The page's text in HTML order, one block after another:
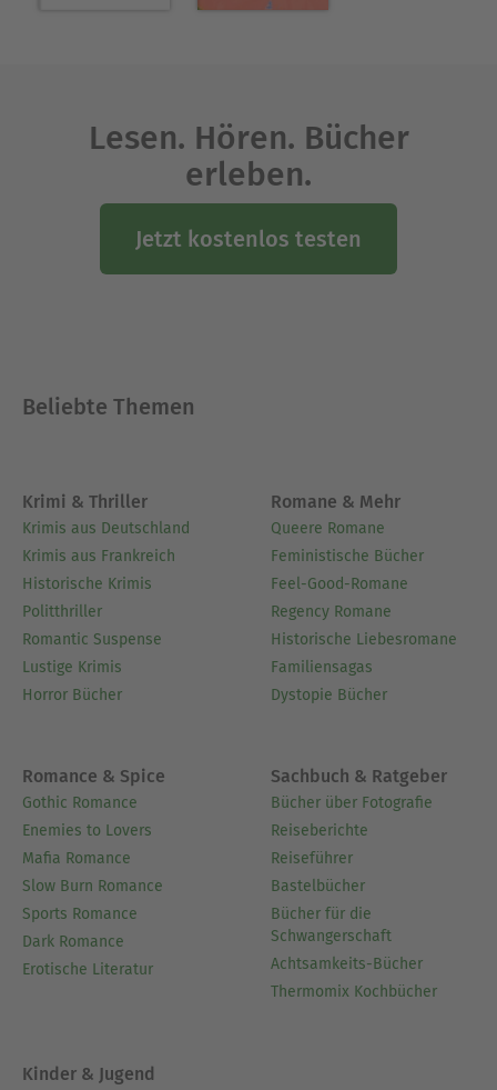
Lesen. Hören. Bücher
erleben.
Jetzt kostenlos testen
Beliebte Themen
Krimi & Thriller
Krimis aus Deutschland
Krimis aus Frankreich
Historische Krimis
Politthriller
Romantic Suspense
Lustige Krimis
Horror Bücher
Romane & Mehr
Queere Romane
Feministische Bücher
Feel-Good-Romane
Regency Romane
Historische Liebesromane
Familiensagas
Dystopie Bücher
Romance & Spice
Gothic Romance
Enemies to Lovers
Mafia Romance
Slow Burn Romance
Sports Romance
Dark Romance
Erotische Literatur
Sachbuch & Ratgeber
Bücher über Fotografie
Reiseberichte
Reiseführer
Bastelbücher
Bücher für die
Schwangerschaft
Achtsamkeits-Bücher
Thermomix Kochbücher
Kinder & Jugend